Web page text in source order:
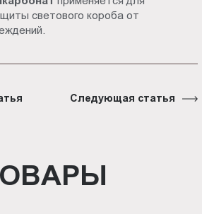
светового короба от
Следующая статья